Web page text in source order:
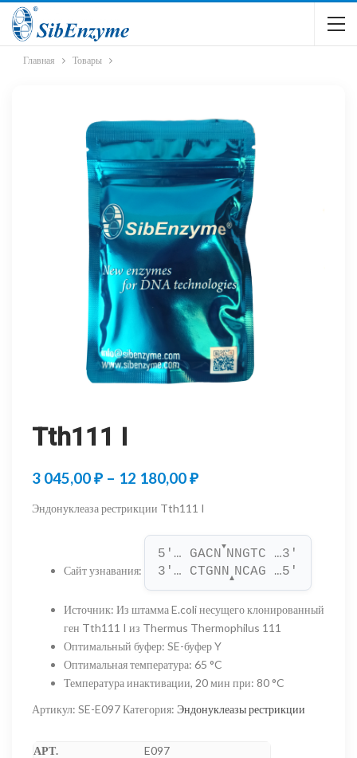
Главная Товары
Tth111 I
3 045,00₽ – 12 180,00₽Диапазон
цен:
045,00 ₽
–
12
180,00 ₽
Эндонуклеаза рестрикции Tth111 I
Сайт узнавания:
5'… GACN
▼
NNGTC …3'
3'… CTGNN▲NCAG …5'
Источник: Из штамма E.coli несущего клонированный
ген Tth111 I из Thermus Thermophilus 111
Оптимальный буфер: SE-буфер Y
Оптимальная температура: 65 °C
Температура инактивации, 20 мин при: 80 °C
Артикул: SE-E097Категория: Эндонуклеазы рестрикции
E097